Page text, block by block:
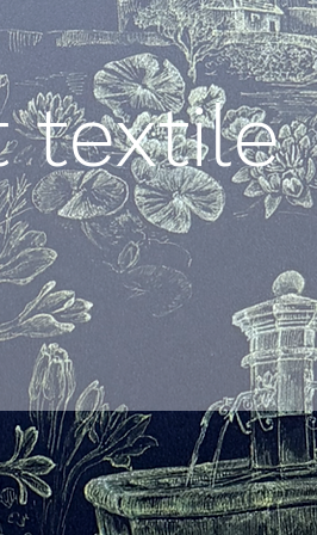
textile